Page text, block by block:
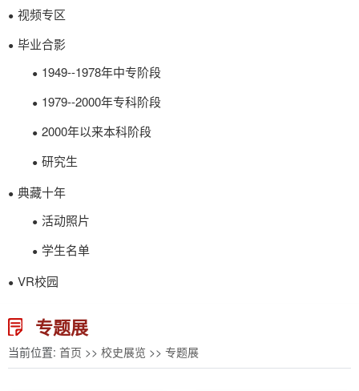
● 视频专区
● 毕业合影
● 1949--1978年中专阶段
● 1979--2000年专科阶段
● 2000年以来本科阶段
● 研究生
● 典藏十年
● 活动照片
● 学生名单
● VR校园
专题展
当前位置: 首页 >> 校史展览 >> 专题展